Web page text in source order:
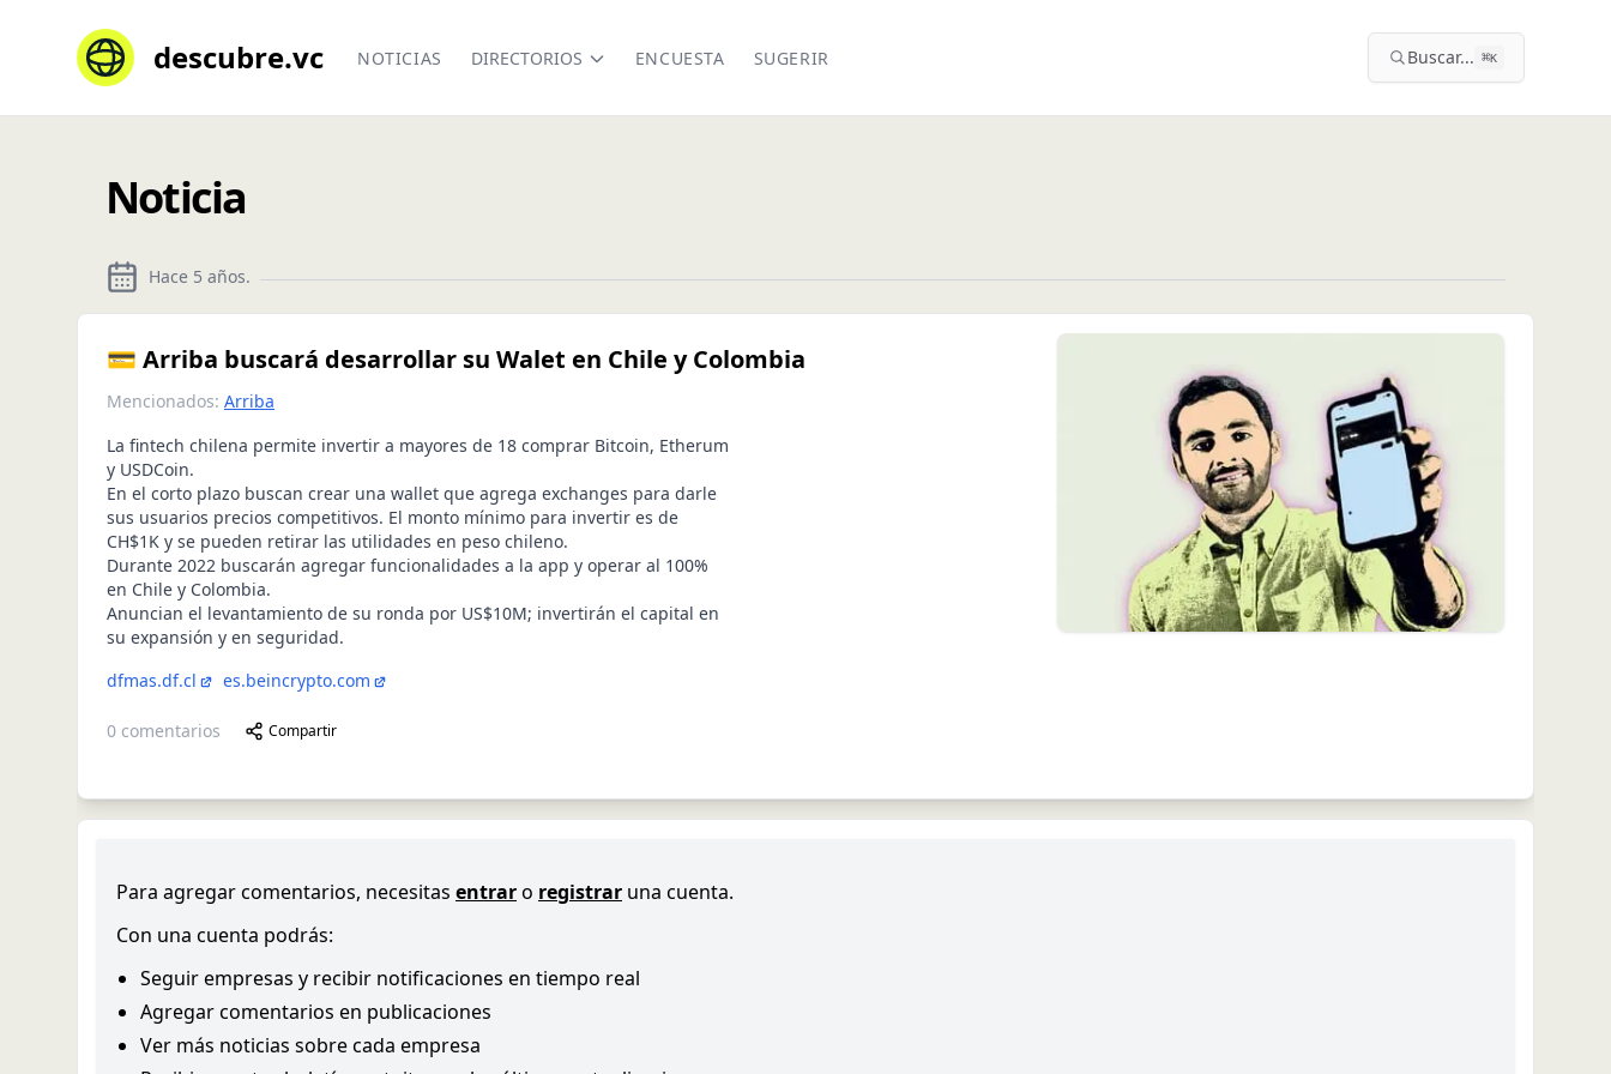
descubre.vc NOTICIAS DIRECTORIOS ENCUESTA SUGERIR Buscar... ⌘K
Noticia
Hace 5 años.
💳 Arriba buscará desarrollar su Walet en Chile y Colombia
Mencionados: Arriba
La fintech chilena permite invertir a mayores de 18 comprar Bitcoin, Etherum
y USDCoin.
En el corto plazo buscan crear una wallet que agrega exchanges para darle
sus usuarios precios competitivos. El monto mínimo para invertir es de
CH$1K y se pueden retirar las utilidades en peso chileno.
Durante 2022 buscarán agregar funcionalidades a la app y operar al 100%
en Chile y Colombia.
Anuncian el levantamiento de su ronda por US$10M; invertirán el capital en
su expansión y en seguridad.
dfmas.df.cl
es.beincrypto.com
0 comentarios Compartir
Para agregar comentarios, necesitas entraro registrar una cuenta.
Con una cuenta podrás:
Seguir empresas y recibir notificaciones en tiempo real
Agregar comentarios en publicaciones
Ver más noticias sobre cada empresa